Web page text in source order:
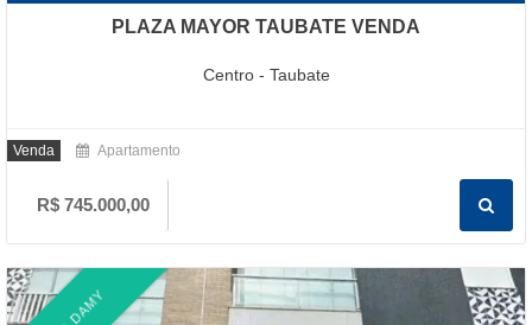
PLAZA MAYOR TAUBATE VENDA
Centro - Taubate
Venda Apartamento
R$ 745.000,00